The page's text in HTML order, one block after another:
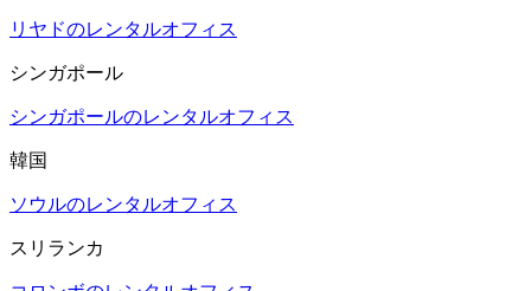
リヤドのレンタルオフィス
シンガポール
シンガポールのレンタルオフィス
韓国
ソウルのレンタルオフィス
スリランカ